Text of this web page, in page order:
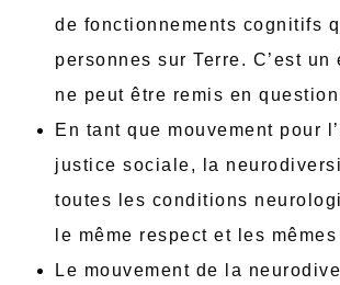
de fonctionnements cognitifs
personnes sur Terre. C’est
ne peut être remis en
En tant que mouvement pour
justice sociale, la
toutes les conditions
le même respect et les
Le mouvement de la